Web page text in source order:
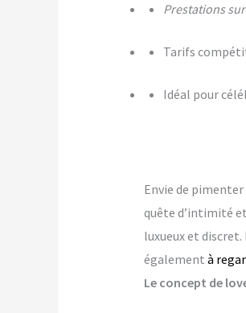
Prestations
Tarifs
Idéal pour
Envie de pimenter
quête d’intimité
luxueux et
également à
Le concept de